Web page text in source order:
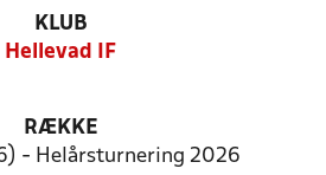
KLUB
Hellevad IF
RÆKKE
- Helårsturnering 2026